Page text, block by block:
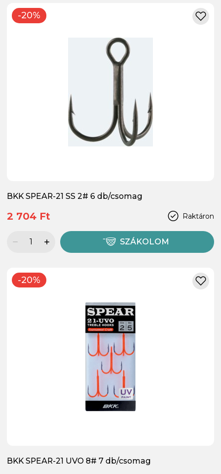
-20%
BKK SPEAR-21 SS 2# 6 db/csomag
Raktáron
2 704 Ft
SZÁKOLOM
-20%
BKK SPEAR-21 UVO 8# 7 db/csomag